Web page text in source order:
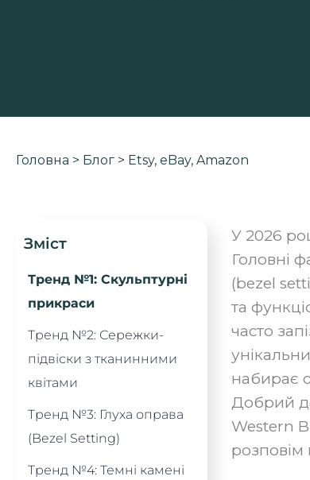
Головна > Блог > Etsy, eBay, Amazon
Зміст
Тренд №1: Скульптурні
прикраси
Тренд №2: Сережки-
підвіски з тканинними
квітами
Тренд №3: Глуха оправа
(Bezel Setting)
Тренд №4: Темні камені
У 2026
Головні
(bezel
та
часто
набирає
Добрий
Western
розповім